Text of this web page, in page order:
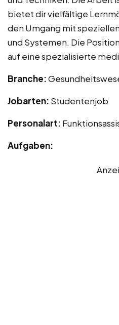
bietet dir vielfältige
den Umgang mit
und Systemen. Die
auf eine spezialisierte
Branche:
Jobarten: Studentenjob
Personalart:
Aufgaben: